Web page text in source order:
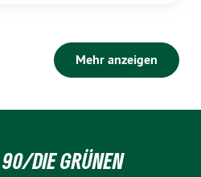
Mehr anzeigen
DIE GRÜNEN